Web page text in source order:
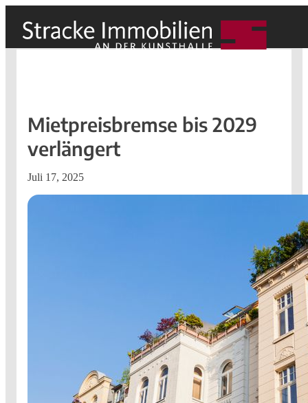
Mietpreisbremse bis 2029
verlängert
Juli 17, 2025